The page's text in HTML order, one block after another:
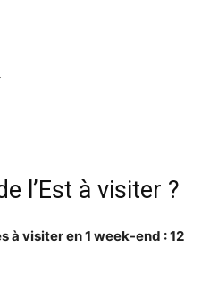
l’Est à visiter ?
à visiteren 1 week-end : 12